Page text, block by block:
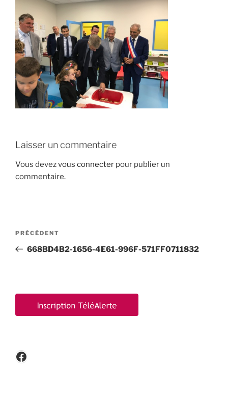
Laisser un commentaire
Vous devezvous connecter pour publier un
commentaire.
Navigation
l’article
Article
précédent
PRÉCÉDENT
668BD4B2-1656-4E61-996F-571FF0711832
Facebook